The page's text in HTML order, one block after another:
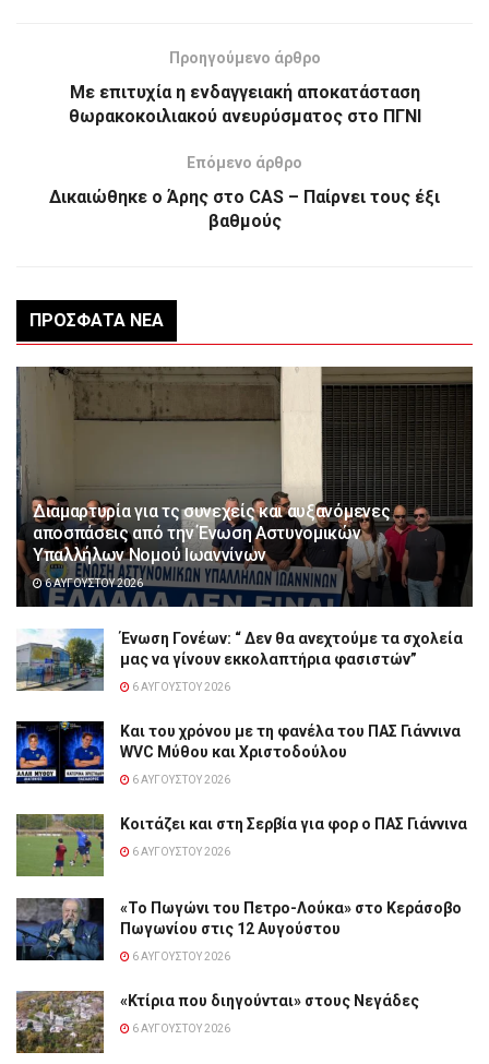
Προηγούμενο άρθρο
Με επιτυχία η ενδαγγειακή αποκατάσταση
θωρακοκοιλιακού ανευρύσματος στο ΠΓΝΙ
Επόμενο άρθρο
Δικαιώθηκε ο Άρης στο CAS – Παίρνει τους έξι
βαθμούς
ΠΡΌΣΦΑΤΑ ΝΈΑ
Διαμαρτυρία για τς συνεχείς και αυξανόμενες
αποσπάσεις από την Ένωση Αστυνομικών
Υπαλλήλων Νομού Ιωαννίνων
6 ΑΥΓΟΎΣΤΟΥ 2026
Ένωση Γονέων: “ Δεν θα ανεχτούμε τα σχολεία
μας να γίνουν εκκολαπτήρια φασιστών”
6 ΑΥΓΟΎΣΤΟΥ 2026
Και του χρόνου με τη φανέλα του ΠΑΣ Γιάννινα
WVC Μύθου και Χριστοδούλου
6 ΑΥΓΟΎΣΤΟΥ 2026
Κοιτάζει και στη Σερβία για φορ ο ΠΑΣ Γιάννινα
6 ΑΥΓΟΎΣΤΟΥ 2026
«Το Πωγώνι του Πετρο-Λούκα» στο Κεράσοβο
Πωγωνίου στις 12 Αυγούστου
6 ΑΥΓΟΎΣΤΟΥ 2026
«Κτίρια που διηγούνται» στους Νεγάδες
6 ΑΥΓΟΎΣΤΟΥ 2026